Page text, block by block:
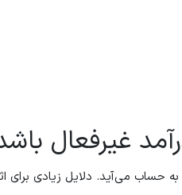
غیرفعال
حساب می‌آید. دلایل زیادی برای